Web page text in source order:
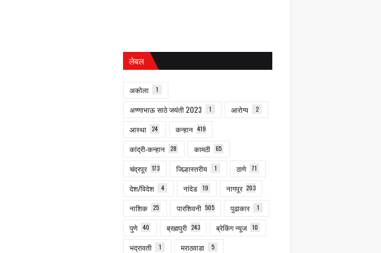
लेबल
अकोला 1
अण्णाभाऊ साठे जयंती 2023 1 आरोग्य 2
आस्था 24 कन्हान 419
कांद्री-कन्हान 28 कामठी 65
चंद्रपूर 173 जिल्हास्तरीय 1 ठाणे 71
देश/विदेश 4 नांदेड 19 नागपूर 203
नाशिक 25 पारशिवनी 505 पुढाकार 1
पुणे 40 ब्रह्मपुरी 243 ब्रेकिंग न्यूज 10
भद्रावती 1 मराठवाडा 5